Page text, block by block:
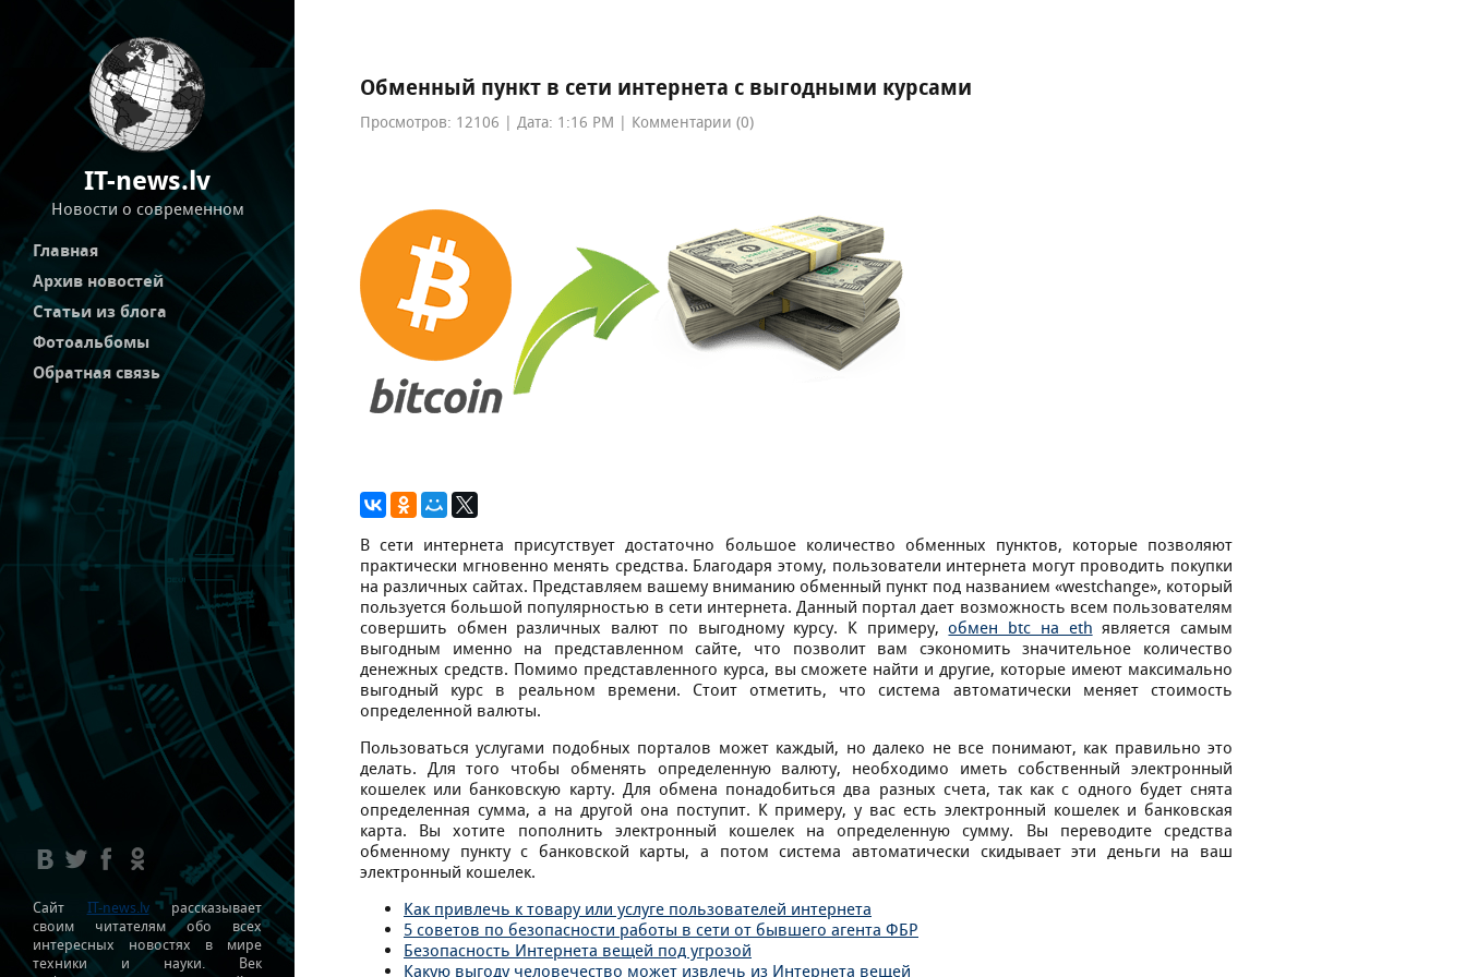
IT-news.lv
Новости о современном
Главная
Архив новостей
Статьи из блога
Фотоальбомы
Обратная связь
Сайт IT-news.lvрассказывает
своим читателям обо всех
интересных новостях в мире
техники и науки. Век
Обменный пункт в сети интернета с выгодными курсами
Просмотров: 12106 | Дата: 1:16 PM | Комментарии (0)
В сети интернета присутствует достаточно большое количество обменных пунктов, которые позволяют
практически мгновенно менять средства. Благодаря этому, пользователи интернета могут проводить покупки
на различных сайтах. Представляем вашему вниманию обменный пункт под названием «westchange», который
пользуется большой популярностью в сети интернета. Данный портал дает возможность всем пользователям
совершить обмен различных валют по выгодному курсу. К примеру,обмен btc на eth является самым
выгодным именно на представленном сайте, что позволит вам сэкономить значительное количество
денежных средств. Помимо представленного курса, вы сможете найти и другие, которые имеют максимально
выгодный курс в реальном времени. Стоит отметить, что система автоматически меняет стоимость
определенной валюты.
Пользоваться услугами подобных порталов может каждый, но далеко не все понимают, как правильно это
делать. Для того чтобы обменять определенную валюту, необходимо иметь собственный электронный
кошелек или банковскую карту. Для обмена понадобиться два разных счета, так как с одного будет снята
определенная сумма, а на другой она поступит. К примеру, у вас есть электронный кошелек и банковская
карта. Вы хотите пополнить электронный кошелек на определенную сумму. Вы переводите средства
обменному пункту с банковской карты, а потом система автоматически скидывает эти деньги на ваш
электронный кошелек.
Как привлечь к товару или услуге пользователей интернета
5 советов по безопасности работы в сети от бывшего агента ФБР
Безопасность Интернета вещей под угрозой
Какую выгоду человечество может извлечь из Интернета вещей